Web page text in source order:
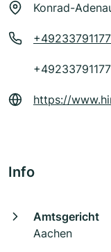
Konrad-
https://
Info
Amtsgericht
Aachen